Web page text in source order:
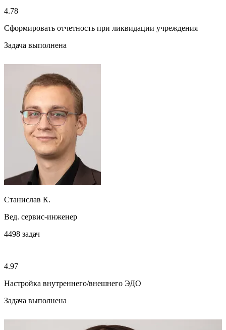
4.78
Сформировать отчетность при ликвидации учреждения
Задача выполнена
Станислав К.
Вед. сервис-инженер
4498 задач
4.97
Настройка внутреннего/внешнего ЭДО
Задача выполнена